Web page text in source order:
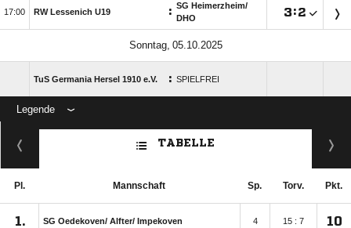
 RW Lessenich U19 : SG Heimerzheim/​
DHO
:
 
TuS Germania Hersel 1910 e.V. : SPIELFREI
Legende
ANZEIGE
TABELLE
Pl. Mannschaft Sp. Torv. Pkt.
1. SG Oedekoven/​ Alfter/​ Impekoven 4 15 : 7 10